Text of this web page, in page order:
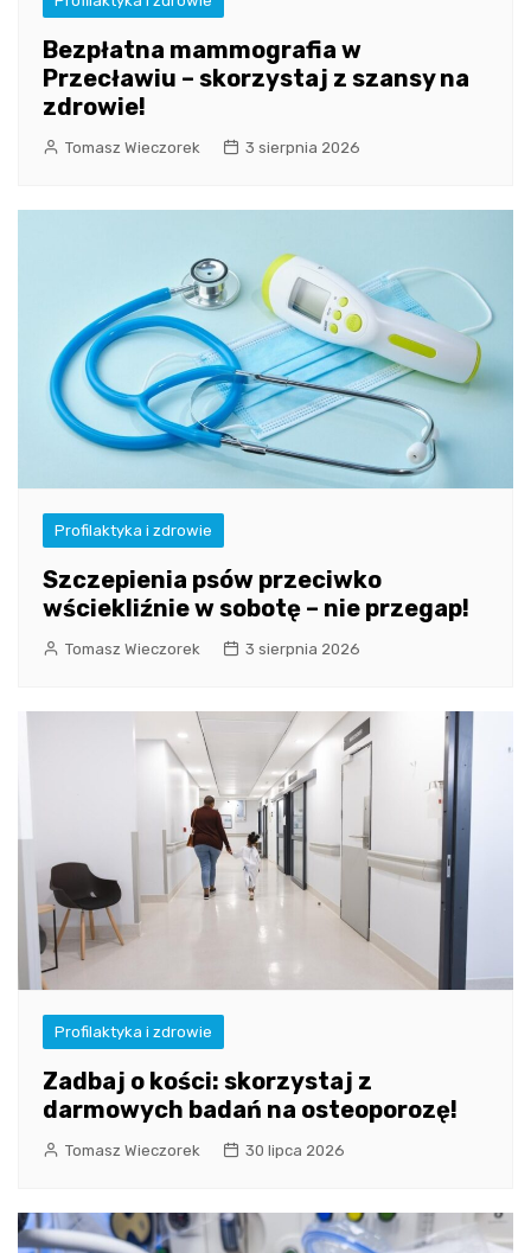
Bezpłatna mammografia w
Przecławiu – skorzystaj z szansy na
zdrowie!
Tomasz Wieczorek 3 sierpnia 2026
Profilaktyka i zdrowie
Szczepienia psów przeciwko
wściekliźnie w sobotę – nie przegap!
Tomasz Wieczorek 3 sierpnia 2026
Profilaktyka i zdrowie
Zadbaj o kości: skorzystaj z
darmowych badań na osteoporozę!
Tomasz Wieczorek 30 lipca 2026